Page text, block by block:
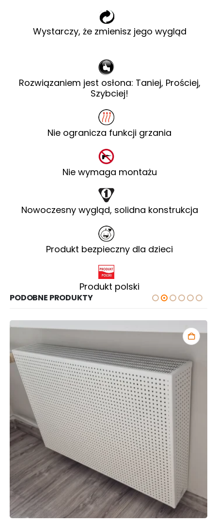
Wystarczy, że zmienisz jego wygląd
Rozwiązaniem jest osłona: Taniej, Prościej,
Szybciej!
Nie ogranicza funkcji grzania
Nie wymaga montażu
Nowoczesny wygląd, solidna konstrukcja
Produkt bezpieczny dla dzieci
Produkt polski
PODOBNE PRODUKTY